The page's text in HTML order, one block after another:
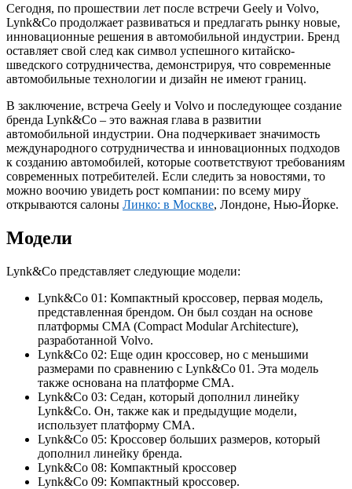
Сегодня, по прошествии лет после встречи Geely и Volvo,
Lynk&Co продолжает развиваться и предлагать рынку новые,
инновационные решения в автомобильной индустрии. Бренд
оставляет свой след как символ успешного китайско-
шведского сотрудничества, демонстрируя, что современные
автомобильные технологии и дизайн не имеют границ.
В заключение, встреча Geely и Volvo и последующее создание
бренда Lynk&Co – это важная глава в развитии
автомобильной индустрии. Она подчеркивает значимость
международного сотрудничества и инновационных подходов
к созданию автомобилей, которые соответствуют требованиям
современных потребителей. Если следить за новостями, то
можно воочию увидеть рост компании: по всему миру
открываются салоны Линко: в Москве, Лондоне, Нью-Йорке.
Модели
Lynk&Co представляет следующие модели:
Lynk&Co 01: Компактный кроссовер, первая модель,
представленная брендом. Он был создан на основе
платформы CMA (Compact Modular Architecture),
разработанной Volvo.
Lynk&Co 02: Еще один кроссовер, но с меньшими
размерами по сравнению с Lynk&Co 01. Эта модель
также основана на платформе CMA.
Lynk&Co 03: Седан, который дополнил линейку
Lynk&Co. Он, также как и предыдущие модели,
использует платформу CMA.
Lynk&Co 05: Кроссовер больших размеров, который
дополнил линейку бренда.
Lynk&Co 08: Компактный кроссовер
Lynk&Co 09: Компактный кроссовер.